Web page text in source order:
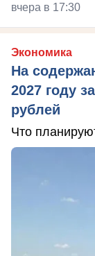
вчера в 17:30
Экономика
На
2027 году
рублей
Что